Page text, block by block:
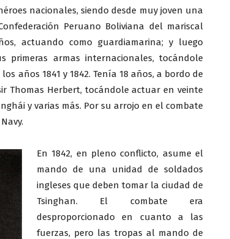
nacionales, siendo desde muy joven una
Peruano Boliviana del mariscal
actuando como guardiamarina; y luego
armas internacionales, tocándole
años 1841 y 1842. Tenía 18 años, a bordo de
Thomas Herbert, tocándole actuar en veinte
y varias más. Por su arrojo en el combate
En 1842, en pleno conflicto, asume el
mando de una unidad de soldados
ingleses que deben tomar la ciudad de
Tsinghan. El combate era
desproporcionado en cuanto a las
fuerzas, pero las tropas al mando de